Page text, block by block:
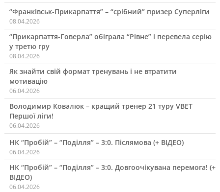
“Франківськ-Прикарпаття” – “срібний” призер Суперліги
08.04.2026
“Прикарпаття-Говерла” обіграла “Рівне” і перевела серію
у третю гру
08.04.2026
Як знайти свій формат тренувань і не втратити
мотивацію
06.04.2026
Володимир Ковалюк – кращий тренер 21 туру VBET
Першої ліги!
06.04.2026
НК “Пробій” – “Поділля” – 3:0. Післямова (+ ВІДЕО)
06.04.2026
НК “Пробій” – “Поділля” – 3:0. Довгоочікувана перемога! (+
ВІДЕО)
06.04.2026